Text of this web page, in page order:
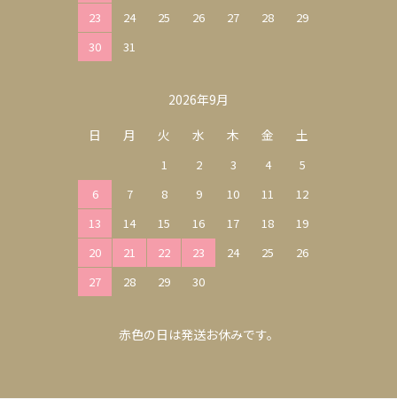
23
24 25 26 27 28
29
30
31
2026年9月
日
月 火 水 木 金 土
1 2 3 4
5
6
7 8 9 10 11
12
13
14 15 16 17 18
19
20
21 22 23 24 25
26
27
28 29 30
赤色の日は発送お休みです。